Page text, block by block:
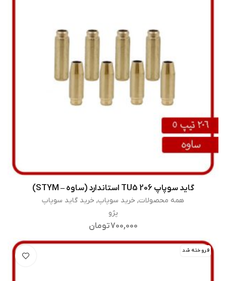
اطلاعات بیشتر گاید سوپاپ 206 TU5 استاندارد (ساوه – STYM)
همه محصولات, خرید سوپاپ, خرید گاید سوپاپ
پژو
700,000تومان
فروخته شد